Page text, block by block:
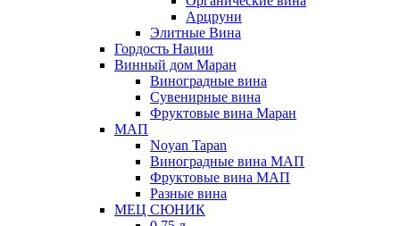
Арцруни
Элитные Вина
Гордость Нации
Винный дом Маран
Виноградные вина
Сувенирные вина
Фруктовые вина Маран
МАП
Noyan Tapan
Виноградные вина МАП
Фруктовые вина МАП
Разные вина
МЕЦ СЮНИК